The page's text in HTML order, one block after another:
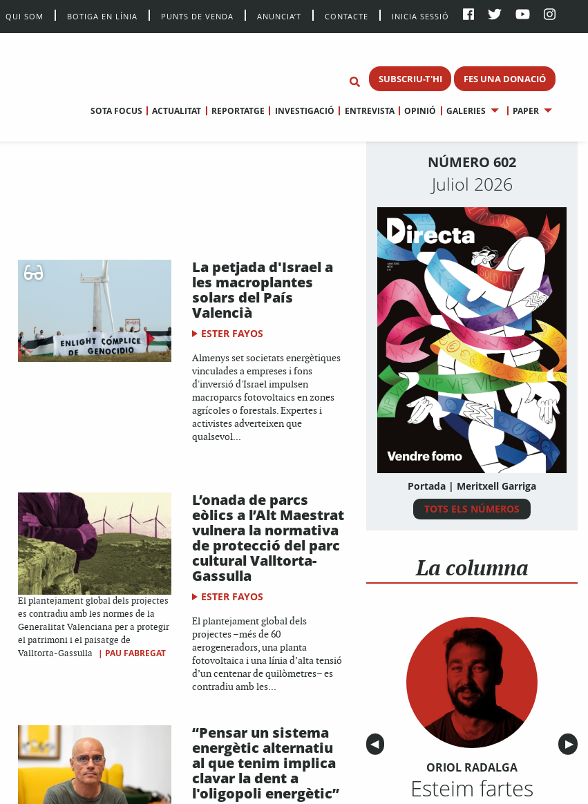
QUI SOM BOTIGA EN LÍNIA PUNTS DE VENDA ANUNCIA’T CONTACTE INICIA SESSIÓ
SUBSCRIU-T'HI FES UNA DONACIÓ
SOTA FOCUS ACTUALITAT REPORTATGE INVESTIGACIÓ ENTREVISTA OPINIÓ GALERIES PAPER
La petjada d'Israel a
les macroplantes
solars del País
Valencià
ESTER FAYOS
Almenys set societats energètiques
vinculades a empreses i fons
d'inversió d'Israel impulsen
macroparcs fotovoltaics en zones
agrícoles o forestals. Expertes i
activistes adverteixen que
qualsevol...
El plantejament global dels projectes
es contradiu amb les normes de la
Generalitat Valenciana per a protegir
el patrimoni i el paisatge de
Valltorta-Gassulla
| PAU FABREGAT
L’onada de parcs
eòlics a l’Alt Maestrat
vulnera la normativa
de protecció del parc
cultural Valltorta-
Gassulla
ESTER FAYOS
El plantejament global dels
projectes –més de 60
aerogeneradors, una planta
fotovoltaica i una línia d’alta tensió
d’un centenar de quilòmetres– es
contradiu amb les...
“Pensar un sistema
energètic alternatiu
al que tenim implica
clavar la dent a
l'oligopoli energètic”
NÚMERO 602
Juliol 2026
Portada | Meritxell Garriga
TOTS ELS NÚMEROS
La columna
Anterior
◀︎ ▶︎
ORIOL RADALGA
Esteim fartes